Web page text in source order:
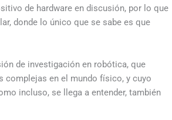
de hardware en discusión, por lo que
donde lo único que se sabe es que
de investigación en robótica, que
complejas en el mundo físico, y cuyo
incluso, se llega a entender, también